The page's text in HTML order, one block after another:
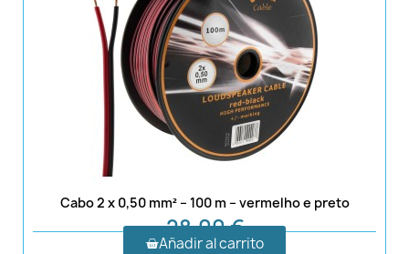
Cabo 2 x 0,50 mm² – 100 m – vermelho e preto
28,00 €
Añadir al carrito